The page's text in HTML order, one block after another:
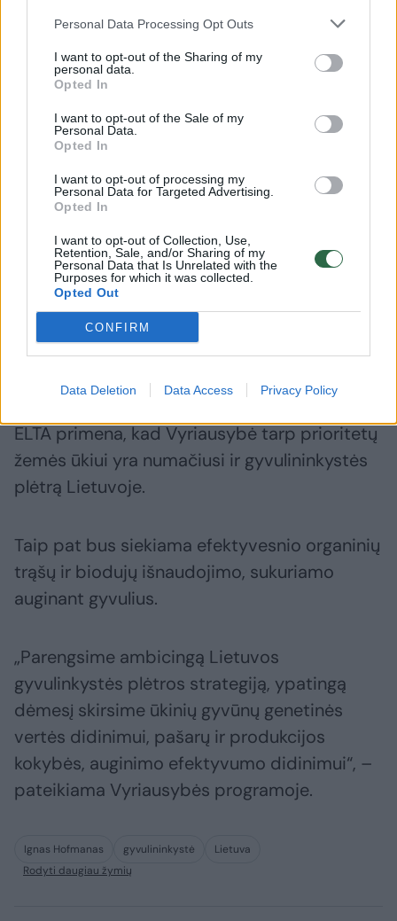
Personal Data Processing Opt Outs
I want to opt-out of the Sharing of my
personal data.
Opted In
I want to opt-out of the Sale of my
Personal Data.
Opted In
I want to opt-out of processing my
Personal Data for Targeted Advertising.
Opted In
I want to opt-out of Collection, Use,
Retention, Sale, and/or Sharing of my
Personal Data that Is Unrelated with the
Purposes for which it was collected.
Opted Out
CONFIRM
Data Deletion Data Access Privacy Policy
dar nėra
absoliučiai jokių problemų ir manau, kad
aplinkosaugininkai su tuo sutiktų, o netgi
gyvuliai turi pranašumą, pavyzdžiui,
ekstensyviai tvarkant tam tikrus plotus arba
ganant pievas. (...) Kur negalima nušienauti,
tai yra gyvūnų grupės, kur jos galėtų tiesiogiai
nuėsdamos žolę palaikyti tvarkingą
ELTA primena, kad Vyriausybė tarp prioritetų
žemės ūkiui yra numačiusi ir gyvulininkystės
plėtrą Lietuvoje.
Taip pat bus siekiama efektyvesnio organinių
trąšų ir biodujų išnaudojimo, sukuriamo
auginant gyvulius.
„Parengsime ambicingą Lietuvos
gyvulinkystės plėtros strategiją, ypatingą
dėmesį skirsime ūkinių gyvūnų genetinės
vertės didinimui, pašarų ir produkcijos
kokybės, auginimo efektyvumo didinimui“, –
pateikiama Vyriausybės programoje.
Ignas Hofmanas gyvulininkystė
Lietuva
Rodyti daugiau žymių